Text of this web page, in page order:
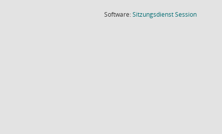
Software:SitzungsdienstSession(Wird in